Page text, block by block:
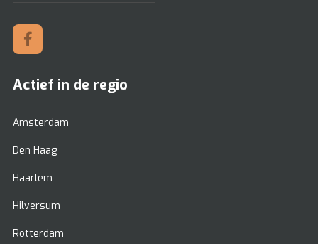
Actief in de regio
Amsterdam
Den Haag
Haarlem
Hilversum
Rotterdam